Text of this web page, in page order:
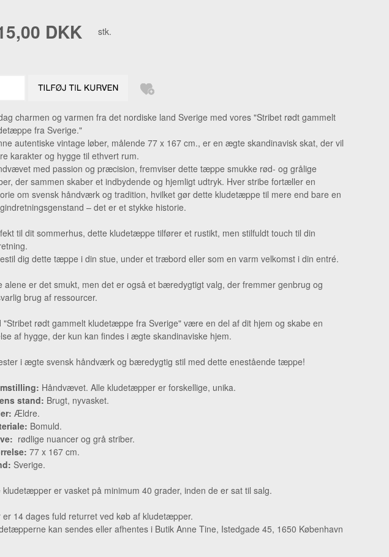
RAV HALSKÆDE
ØRERINGE
DKK stk.
charmen og varmen fra det nordiske land Sverige med vores "Stribet rødt gammelt
fra Sverige."
autentiske vintage løber, målende 77 x 167 cm., er en ægte skandinavisk skat, der vil
karakter og hygge til ethvert rum.
med passion og præcision, fremviser dette tæppe smukke rød- og grålige
der sammen skaber et indbydende og hjemligt udtryk. Hver stribe fortæller en
om svensk håndværk og tradition, hvilket gør dette kludetæppe til mere end bare en
– det er et stykke historie.
til dit sommerhus, dette kludetæppe tilfører et rustikt, men stilfuldt touch til din
dig dette tæppe i din stue, under et træbord eller som en varm velkomst i din entré.
alene er det smukt, men det er også et bæredygtigt valg, der fremmer genbrug og
brug af ressourcer.
"Stribet rødt gammelt kludetæppe fra Sverige" være en del af dit hjem og skabe en
af hygge, der kun kan findes i ægte skandinaviske hjem.
i ægte svensk håndværk og bæredygtig stil med dette enestående tæppe!
Håndvævet. Alle kludetæpper er forskellige, unika.
stand: Brugt, nyvasket.
Ældre.
Bomuld.
rødlige nuancer og grå striber.
77 x 167 cm.
Sverige.
kludetæpper er vasket på minimum 40 grader, inden de er sat til salg.
er 14 dages fuld returret ved køb af kludetæpper.
kan sendes eller afhentes i Butik Anne Tine, Istedgade 45, 1650 København